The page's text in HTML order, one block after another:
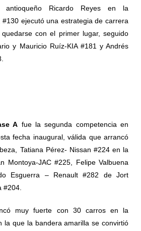
antioqueño Ricardo Reyes en la
ejecutó una estrategia de carrera
con el primer lugar, seguido
y Mauricio Ruíz-KIA #181 y Andrés
A fue la segunda competencia en
fecha inaugural, válida que arrancó
Tatiana Pérez- Nissan #224 en la
Montoya-JAC #225, Felipe Valbuena
Esguerra – Renault #282 de Jort
#204.
muy fuerte con 30 carros en la
la que la bandera amarilla se convirtió